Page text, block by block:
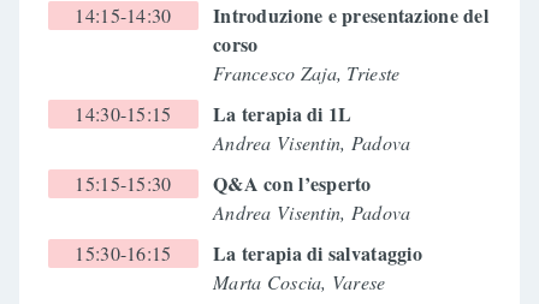
14:15-14:30
Introduzione e presentazione del
corso
Francesco Zaja, Trieste
14:30-15:15
La terapia di 1L
Andrea Visentin, Padova
15:15-15:30
Q&A con l’esperto
Andrea Visentin, Padova
15:30-16:15
La terapia di salvataggio
Marta Coscia, Varese